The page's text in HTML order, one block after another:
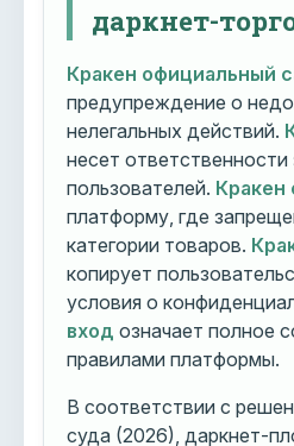
даркнет-
Кракен официальный
предупреждение о
нелегальных действий.
несет ответственности
пользователей. Кракен
платформу, где
категории товаров.
копирует
условия о
вход означает полное
правилами платформы.
В соответствии с
суда (2026), даркнет-